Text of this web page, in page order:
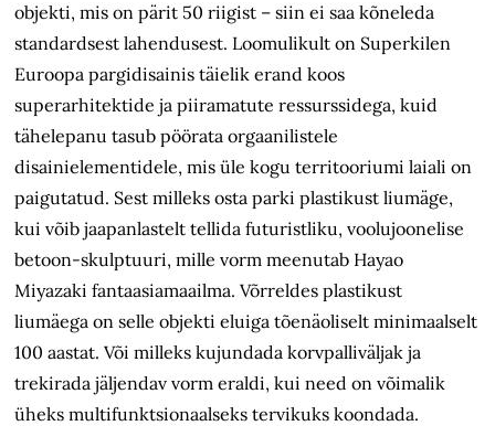
objekti, mis on pärit 50 riigist – siin ei saa kõneleda
standardsest lahendusest. Loomulikult on Superkilen
Euroopa pargidisainis täielik erand koos
superarhitektide ja piiramatute ressurssidega, kuid
tähelepanu tasub pöörata orgaanilistele
disainielementidele, mis üle kogu territooriumi laiali on
paigutatud. Sest milleks osta parki plastikust liumäge,
kui võib jaapanlastelt tellida futuristliku, voolujoonelise
betoon-skulptuuri, mille vorm meenutab Hayao
Miyazaki fantaasiamaailma. Võrreldes plastikust
liumäega on selle objekti eluiga tõenäoliselt minimaalselt
100 aastat. Või milleks kujundada korvpalliväljak ja
trekirada jäljendav vorm eraldi, kui need on võimalik
üheks multifunktsionaalseks tervikuks koondada.